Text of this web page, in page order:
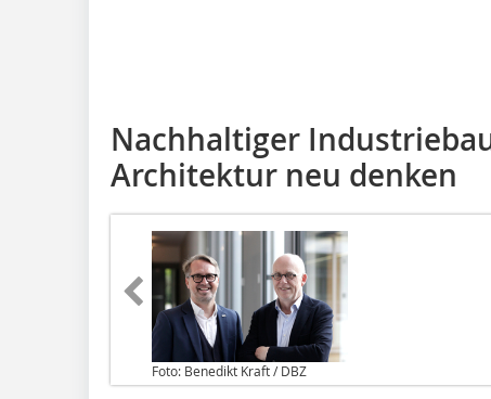
Nachhaltiger
Architektur neu denken
Foto: Benedikt Kraft / DBZ